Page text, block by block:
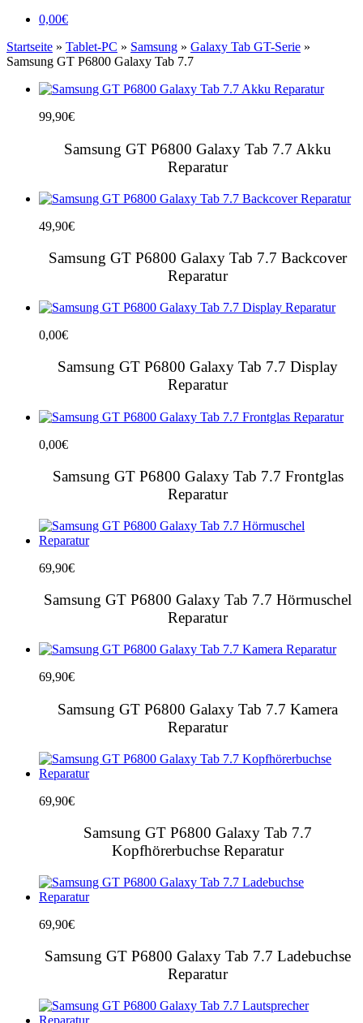
0,00€
Startseite » Tablet-PC » Samsung » Galaxy Tab GT-Serie »
Samsung GT P6800 Galaxy Tab 7.7
99,90€
Samsung GT P6800 Galaxy Tab 7.7 Akku
Reparatur
49,90€
Samsung GT P6800 Galaxy Tab 7.7 Backcover
Reparatur
0,00€
Samsung GT P6800 Galaxy Tab 7.7 Display
Reparatur
0,00€
Samsung GT P6800 Galaxy Tab 7.7 Frontglas
Reparatur
69,90€
Samsung GT P6800 Galaxy Tab 7.7 Hörmuschel
Reparatur
69,90€
Samsung GT P6800 Galaxy Tab 7.7 Kamera
Reparatur
69,90€
Samsung GT P6800 Galaxy Tab 7.7
Kopfhörerbuchse Reparatur
69,90€
Samsung GT P6800 Galaxy Tab 7.7 Ladebuchse
Reparatur